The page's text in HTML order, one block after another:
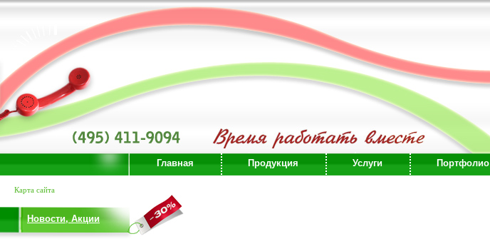
Главная Продукция Услуги Портфолио
Карта сайта
Новости, Акции